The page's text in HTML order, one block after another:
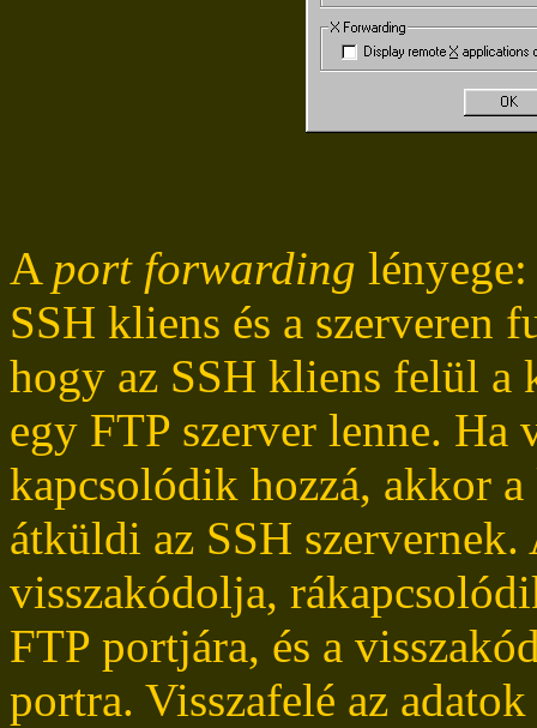
A port forwarding
SSH kliens és a szerveren
hogy az SSH kliens felül a
egy FTP szerver lenne.
kapcsolódik hozzá, akkor
átküldi az SSH
visszakódolja,
FTP portjára, és a
portra. Visszafelé az